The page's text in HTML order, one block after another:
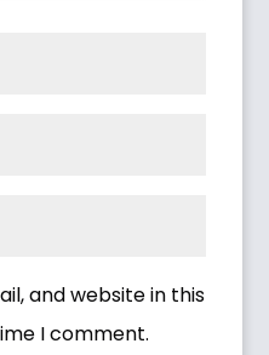
and website in this
I comment.